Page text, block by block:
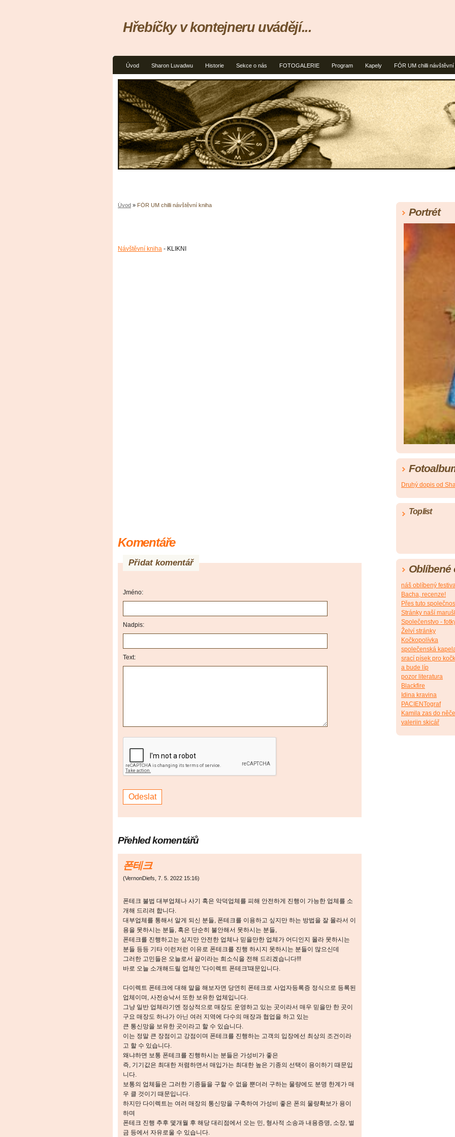
Úvod Sharon Luvadwu Historie Sekce o nás FOTOGALERIE Program Kapely FÓR UM chilli návštěvní
Hřebíčky v kontejneru uvádějí...
Úvod » FÓR UM chilli návštěvní kniha
Návštěvní kniha - KLIKNI
Komentáře
Přidat komentář
Jméno:
Nadpis:
Text:
Přehled komentářů
폰테크
(VernonDiefs 7. 5. 2022 15:16)
폰테크 불법 대부업체나 사기 혹은 악덕업체를 피해 안전하게 진행이 가능한 업체를 소
개해 드리려 합니다.
대부업체를 통해서 알게 되신 분들, 폰테크를 이용하고 싶지만 하는 방법을 잘 몰라서 이
용을 못하시는 분들, 혹은 단순히 불안해서 못하시는 분들,
폰테크를 진행하고는 싶지만 안전한 업체나 믿을만한 업체가 어디인지 몰라 못하시는
분들 등등 기타 이런저런 이유로 폰테크를 진행 하시지 못하시는 분들이 많으신데
그러한 고민들은 오늘로서 끝이라는 희소식을 전해 드리겠습니다!!!
바로 오늘 소개해드릴 업체인 '다이렉트 폰테크'때문입니다.
다이렉트 폰테크에 대해 말을 해보자면 당연히 폰테크로 사업자등록증 정식으로 등록된
업체이며, 사전승낙서 또한 보유한 업체입니다.
그냥 일반 업체라기엔 정상적으로 매장도 운영하고 있는 곳이라서 매우 믿을만 한 곳이
구요 매장도 하나가 아닌 여러 지역에 다수의 매장과 협업을 하고 있는
큰 통신망을 보유한 곳이라고 할 수 있습니다.
이는 정말 큰 장점이고 강점이며 폰테크를 진행하는 고객의 입장에선 최상의 조건이라
고 할 수 있습니다.
왜냐하면 보통 폰테크를 진행하시는 분들은 가성비가 좋은
즉, 기기값은 최대한 저렴하면서 매입가는 최대한 높은 기종의 선택이 용이하기 때문입
니다.
보통의 업체들은 그러한 기종들을 구할 수 없을 뿐더러 구하는 물량에도 분명 한계가 매
우 클 것이기 때문입니다.
하지만 다이렉트는 여러 매장의 통신망을 구축하여 가성비 좋은 폰의 물량확보가 용이
하며
폰테크 진행 추후 몇개월 후 해당 대리점에서 오는 민, 형사적 소송과 내용증명, 소장, 벌
금 등에서 자유로울 수 있습니다.
Portrét
Druhý dopis od
Toplist
Oblíbené
náš oblíbený
Bacha, recenze!
Přes tuto
Stránky naší
Společenstvo -
Želví stránky
Kočkopolívka
společenská
srací písek pro
a bude líp
pozor literatura
Blackfire
Idina kravina
PACIENTograf
Kamila zas do
valeriin skicář